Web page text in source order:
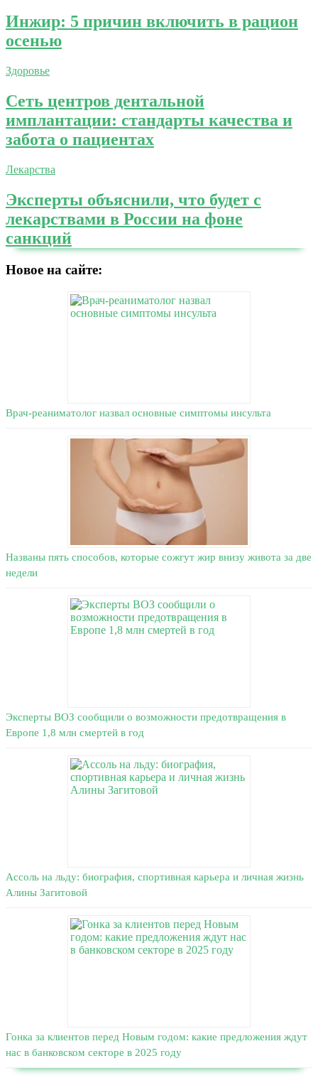
Инжир: 5 причин включить в рацион
осенью
Здоровье
Сеть центров дентальной
имплантации: стандарты качества и
забота о пациентах
Лекарства
Эксперты объяснили, что будет с
лекарствами в России на фоне
санкций
Новое на сайте:
Врач-реаниматолог назвал основные симптомы инсульта
Названы пять способов, которые сожгут жир внизу живота за две
недели
Эксперты ВОЗ сообщили о возможности предотвращения в
Европе 1,8 млн смертей в год
Ассоль на льду: биография, спортивная карьера и личная жизнь
Алины Загитовой
Гонка за клиентов перед Новым годом: какие предложения ждут
нас в банковском секторе в 2025 году